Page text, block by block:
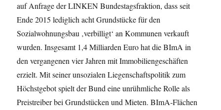
auf Anfrage der LINKEN Bundestagsfraktion, dass seit
Ende 2015 lediglich acht Grundstücke für den
Sozialwohnungsbau ‚verbilligt‘ an Kommunen verkauft
wurden. Insgesamt 1,4 Milliarden Euro hat die BImA in
den vergangenen vier Jahren mit Immobiliengeschäften
erzielt. Mit seiner unsozialen Liegenschaftspolitik zum
Höchstgebot spielt der Bund eine unrühmliche Rolle als
Preistreiber bei Grundstücken und Mieten. BImA-Flächen